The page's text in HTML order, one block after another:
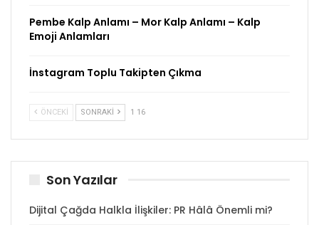
Pembe Kalp Anlamı – Mor Kalp Anlamı – Kalp
Emoji Anlamları
İnstagram Toplu Takipten Çıkma
ÖNCEKI SONRAKI 1 16
Son Yazılar
Dijital Çağda Halkla İlişkiler: PR Hâlâ Önemli mi?